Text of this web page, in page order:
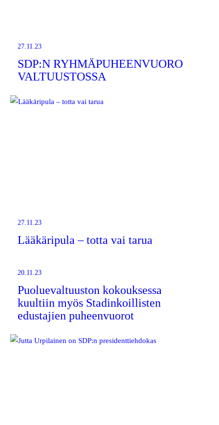
27.11.23
SDP:N RYHMÄPUHEENVUORO
VALTUUSTOSSA
27.11.23
Lääkäripula – totta vai tarua
20.11.23
Puoluevaltuuston kokouksessa
kuultiin myös Stadinkoillisten
edustajien puheenvuorot